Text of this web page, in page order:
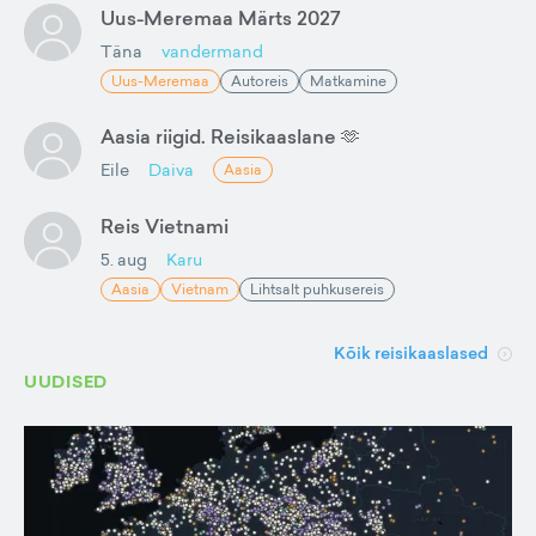
Uus-Meremaa Märts 2027
Täna vandermand
Uus-Meremaa Autoreis Matkamine
Aasia riigid. Reisikaaslane 🫶
Eile Daiva Aasia
Reis Vietnami
5. aug Karu
Aasia Vietnam Lihtsalt puhkusereis
Kõik reisikaaslased
UUDISED